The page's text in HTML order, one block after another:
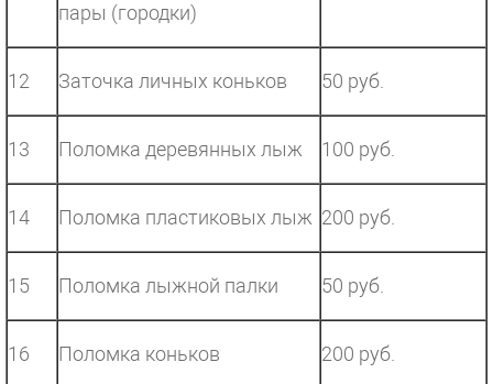
пары (городки)
12 Заточка личных коньков 50 руб.
13 Поломка деревянных лыж 100 руб.
14 Поломка пластиковых лыж 200 руб.
15 Поломка лыжной палки 50 руб.
16 Поломка коньков 200 руб.